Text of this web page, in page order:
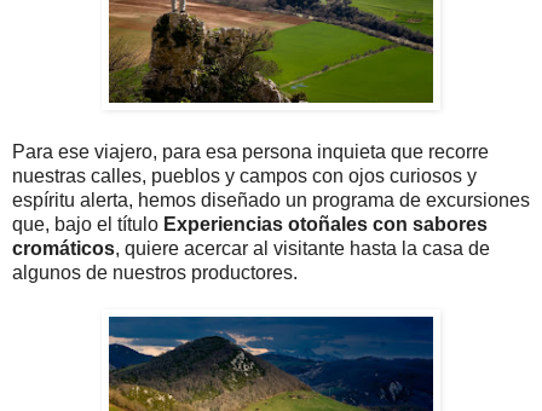
Para ese viajero, para esa persona inquieta que recorre
nuestras calles, pueblos y campos con ojos curiosos y
espíritu alerta, hemos diseñado un programa de excursiones
que, bajo el título Experiencias otoñales con sabores
cromáticos, quiere acercar al visitante hasta la casa de
algunos de nuestros productores.